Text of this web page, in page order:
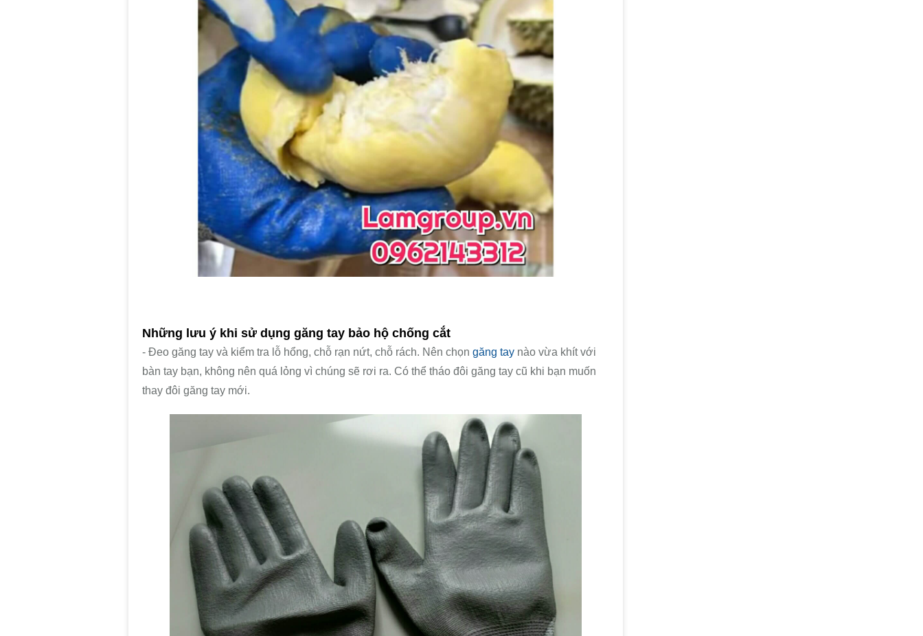
Những lưu ý khi sử dụng găng tay bảo hộ chống cắt
- Đeo găng tay và kiểm tra lỗ hổng, chỗ rạn nứt, chỗ rách. Nên chọn găng tay nào vừa khít với
bàn tay bạn, không nên quá lỏng vì chúng sẽ rơi ra. Có thể tháo đôi găng tay cũ khi bạn muốn
thay đôi găng tay mới.